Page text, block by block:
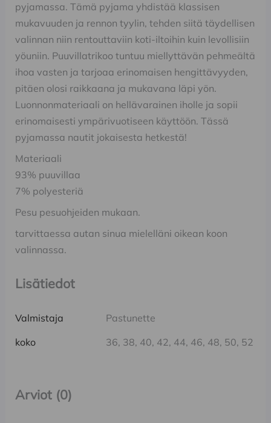
pyjamassa. Tämä pyjama yhdistää klassisen
mukavuuden ja rennon tyylin, tehden siitä täydellisen
valinnan niin rentouttaviin koti-iltoihin kuin levollisiin
yöuniin. Puuvillatrikoo tuntuu miellyttävän pehmeältä
ihoa vasten ja tarjoaa erinomaisen hengittävyyden,
pitäen olosi raikkaana ja mukavana läpi yön.
Luonnonmateriaali on hellävarainen iholle ja sopii
erinomaisesti ympärivuotiseen käyttöön. Tässä
pyjamassa nautit jokaisesta hetkestä!
Materiaali
93% puuvillaa
7% polyesteriä
Pesu pesuohjeiden mukaan.
tarvittaessa autan sinua mielelläni oikean koon
valinnassa.
Lisätiedot
Valmistaja
Pastunette
koko
36, 38, 40, 42, 44, 46, 48, 50, 52
Arviot (0)